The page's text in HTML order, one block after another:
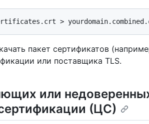
пакет сертификатов
или поставщика TLS.
или
(ЦС)